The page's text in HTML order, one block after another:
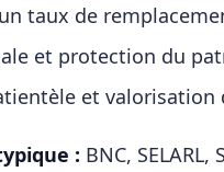
taux de
et protection du
et valorisation
: BNC, SELARL,